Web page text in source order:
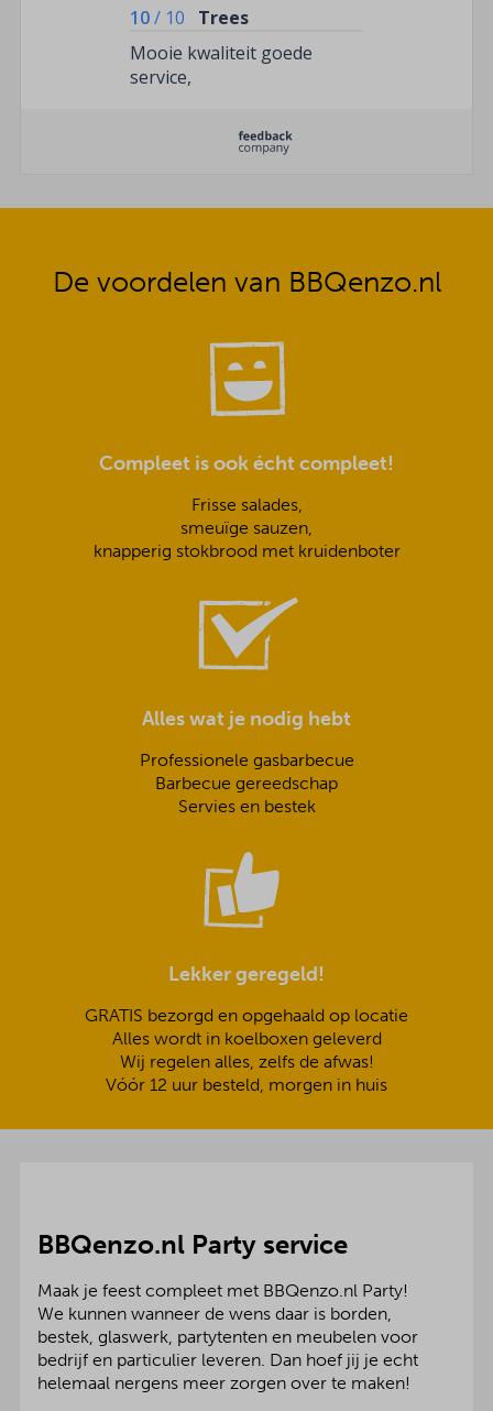
10/ 10
Trees
Mooie kwaliteit goede
service,
De voordelen van BBQenzo.nl
Compleet is ook écht compleet!
Frisse salades,
smeuïge sauzen,
knapperig stokbrood met kruidenboter
Alles wat je nodig hebt
Professionele gasbarbecue
Barbecue gereedschap
Servies en bestek
Lekker geregeld!
GRATIS bezorgd en opgehaald op locatie
Alles wordt in koelboxen geleverd
Wij regelen alles, zelfs de afwas!
Vóór 12 uur besteld, morgen in huis
BBQenzo.nl Party service
Maak je feest compleet met BBQenzo.nl Party!
We kunnen wanneer de wens daar is borden,
bestek, glaswerk, partytenten en meubelen voor
bedrijf en particulier leveren. Dan hoef jij je echt
helemaal nergens meer zorgen over te maken!